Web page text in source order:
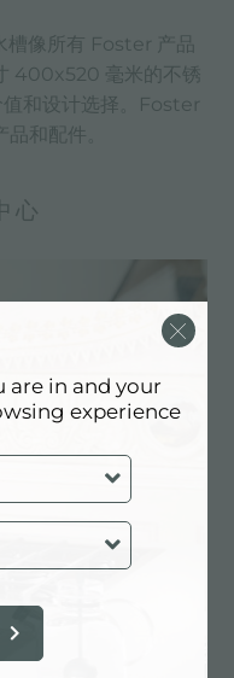
槽像所有 Foster 产品
400x520 毫米的不锈
和设计选择。Foster
和配件。
心
独特元素。
are in and your
experience